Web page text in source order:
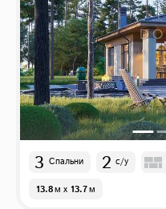
3 Спальни 2 с/у
13.8м x 13.7м